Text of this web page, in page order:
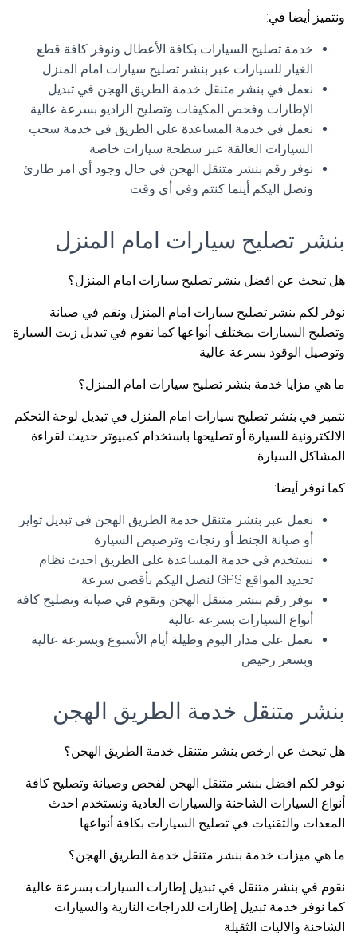
ونتميز أيضا في:
خدمة تصليح السيارات بكافة الأعطال ونوفر كافة قطع
الغيار للسيارات عبر بنشر تصليح سيارات امام المنزل
نعمل في بنشر متنقل خدمة الطريق الهجن في تبديل
الإطارات وفحص المكيفات وتصليح الراديو بسرعة عالية
نعمل في خدمة المساعدة على الطريق في خدمة سحب
السيارات العالقة عبر سطحة سيارات خاصة
نوفر رقم بنشر متنقل الهجن في حال وجود أي امر طارئ
ونصل اليكم أينما كنتم وفي أي وقت
بنشر تصليح سيارات امام المنزل
هل تبحث عن افضل بنشر تصليح سيارات امام المنزل؟
نوفر لكم بنشر تصليح سيارات امام المنزل ونقم في صيانة
وتصليح السيارات بمختلف أنواعها كما نقوم في تبديل زيت السيارة
وتوصيل الوقود بسرعة عالية
ما هي مزايا خدمة بنشر تصليح سيارات امام المنزل؟
نتميز في بنشر تصليح سيارات امام المنزل في تبديل لوحة التحكم
الالكترونية للسيارة أو تصليحها باستخدام كمبيوتر حديث لقراءة
المشاكل السيارة
كما نوفر أيضا:
نعمل عبر بنشر متنقل خدمة الطريق الهجن في تبديل تواير
أو صيانة الجنط أو رنجات وترصيص السيارة
نستخدم في خدمة المساعدة على الطريق احدث نظام
تحديد المواقع GPS لنصل اليكم بأقصى سرعة
نوفر رقم بنشر متنقل الهجن ونقوم في صيانة وتصليح كافة
أنواع السيارات بسرعة عالية
نعمل على مدار اليوم وطيلة أيام الأسبوع وبسرعة عالية
وبسعر رخيص
بنشر متنقل خدمة الطريق الهجن
هل تبحث عن ارخص بنشر متنقل خدمة الطريق الهجن؟
نوفر لكم افضل بنشر متنقل الهجن لفحص وصيانة وتصليح كافة
أنواع السيارات الشاحنة والسيارات العادية ونستخدم احدث
المعدات والتقنيات في تصليح السيارات بكافة أنواعها.
ما هي ميزات خدمة بنشر متنقل خدمة الطريق الهجن؟
نقوم في بنشر متنقل في تبديل إطارات السيارات بسرعة عالية
كما نوفر خدمة تبديل إطارات للدراجات النارية والسيارات
الشاحنة والاليات الثقيلة